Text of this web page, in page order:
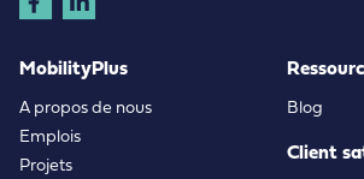
MobilityPlus
A propos de nous
Emplois
Projets
Blog
Client